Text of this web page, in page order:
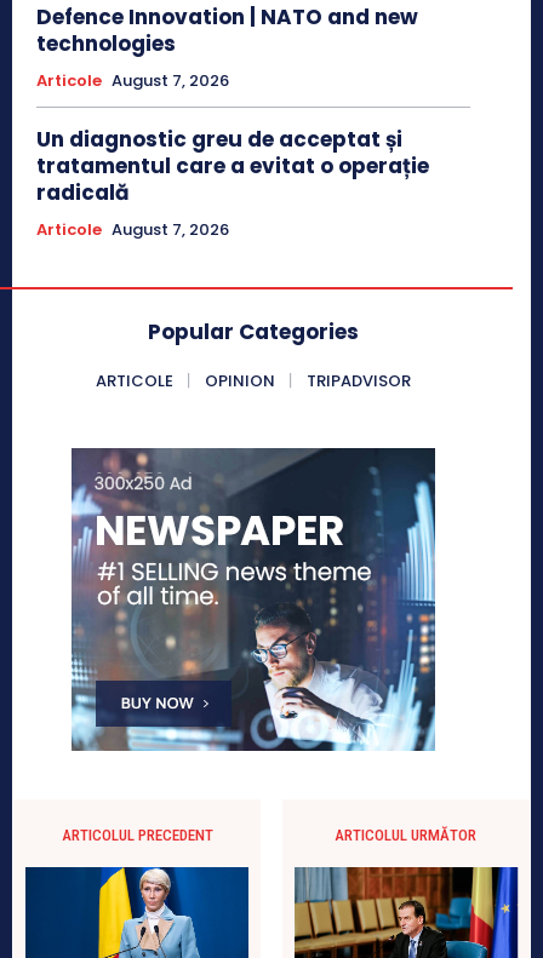
Defence Innovation | NATO and new
technologies
Articole August 7, 2026
Un diagnostic greu de acceptat și
tratamentul care a evitat o operație
radicală
Articole August 7, 2026
Popular Categories
ARTICOLE OPINION TRIPADVISOR
ARTICOLUL PRECEDENT ARTICOLUL URMĂTOR